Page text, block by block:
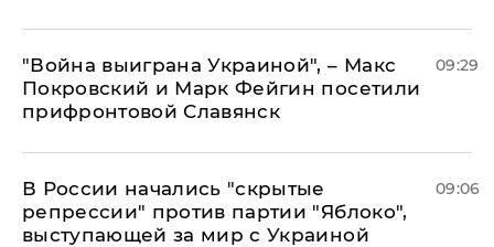
"Война выиграна Украиной", – Макс
Покровский и Марк Фейгин посетили
прифронтовой Славянск
09:29
В России начались "скрытые
репрессии" против партии "Яблоко",
выступающей за мир с Украиной
09:06